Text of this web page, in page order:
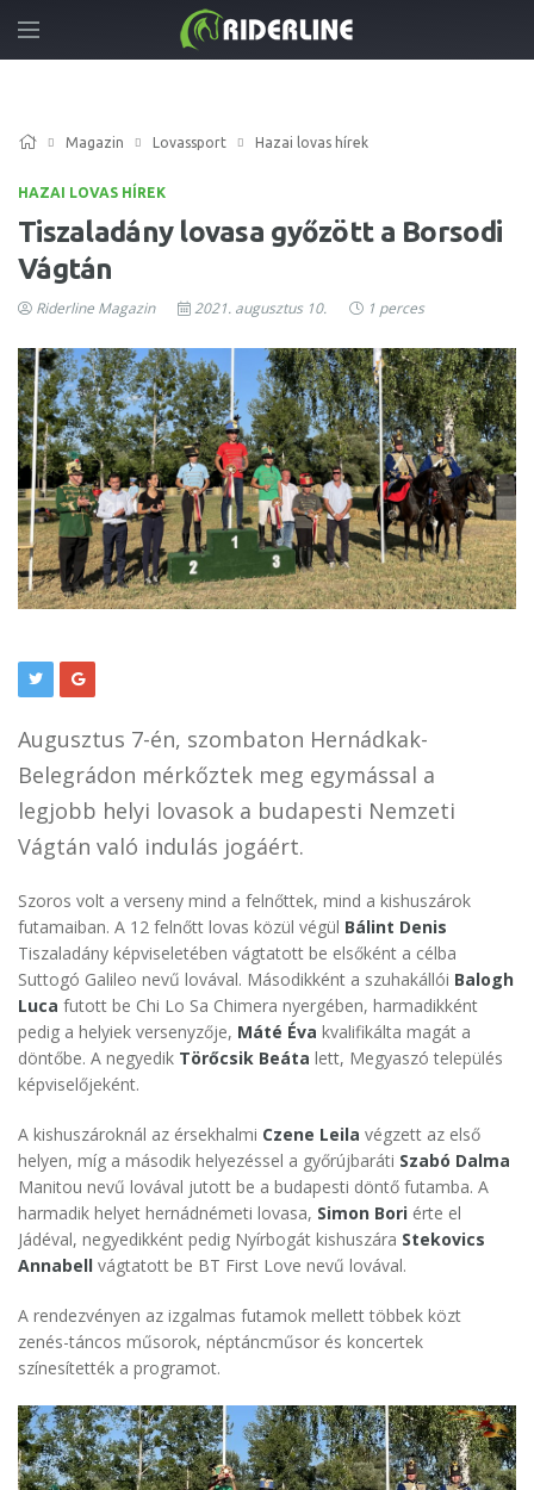
Magazin Lovassport Hazai lovas hírek
HAZAI LOVAS HÍREK
Tiszaladány lovasa győzött a Borsodi
Vágtán
Riderline Magazin 2021. augusztus 10. 1 perces
Augusztus 7-én, szombaton Hernádkak-
Belegrádon mérkőztek meg egymással a
legjobb helyi lovasok a budapesti Nemzeti
Vágtán való indulás jogáért.
Szoros volt a verseny mind a felnőttek, mind a kishuszárok
futamaiban. A 12 felnőtt lovas közül végül Bálint Denis
Tiszaladány képviseletében vágtatott be elsőként a célba
Suttogó Galileo nevű lovával. Másodikként a szuhakállói Balogh
Luca futott be Chi Lo Sa Chimera nyergében, harmadikként
pedig a helyiek versenyzője, Máté Éva kvalifikálta magát a
döntőbe. A negyedik Törőcsik Beáta lett, Megyaszó település
képviselőjeként.
A kishuszároknál az érsekhalmi Czene Leila végzett az első
helyen, míg a második helyezéssel a győrújbaráti Szabó Dalma
Manitou nevű lovával jutott be a budapesti döntő futamba. A
harmadik helyet hernádnémeti lovasa, Simon Bori érte el
Jádéval, negyedikként pedig Nyírbogát kishuszára Stekovics
Annabell vágtatott be BT First Love nevű lovával.
A rendezvényen az izgalmas futamok mellett többek közt
zenés-táncos műsorok, néptáncműsor és koncertek
színesítették a programot.